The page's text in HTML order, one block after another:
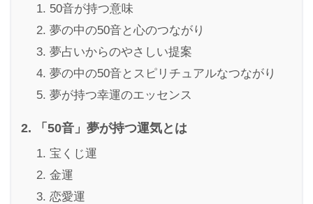
50音が持つ意味
夢の中の50音と心のつながり
夢占いからのやさしい提案
夢の中の50音とスピリチュアルなつながり
夢が持つ幸運のエッセンス
「50音」夢が持つ運気とは
宝くじ運
金運
恋愛運